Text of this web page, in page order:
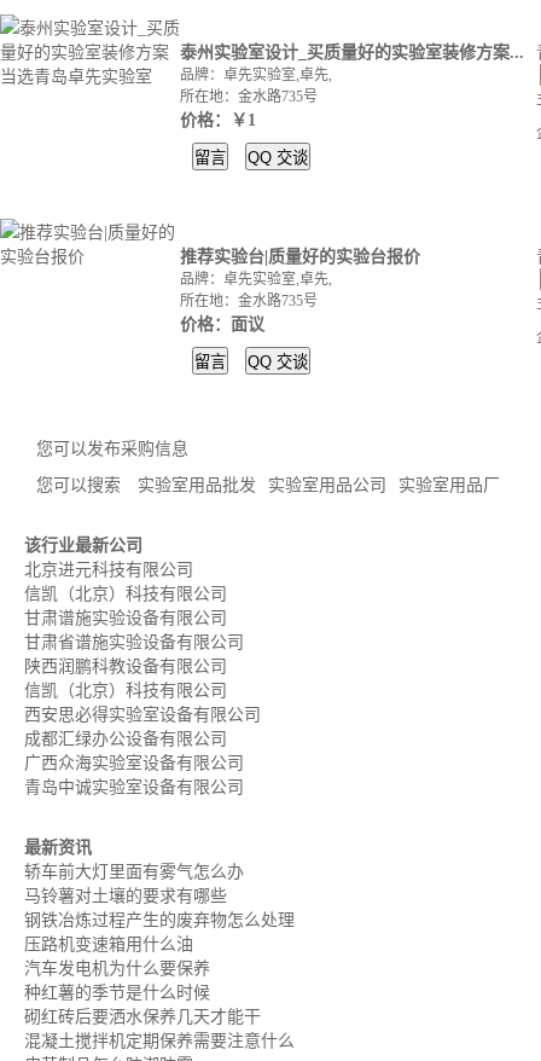
泰州实验室设计_买质量好的实验室装修方案...
品牌：卓先实验室,卓先,
所在地：金水路735号
价格：￥1
留言 QQ 交谈
推荐实验台|质量好的实验台报价
品牌：卓先实验室,卓先,
所在地：金水路735号
价格：面议
留言 QQ 交谈
您可以发布采购信息
您可以搜索
实验室用品批发 实验室用品公司 实验室用品厂
该行业最新公司
北京进元科技有限公司
信凯（北京）科技有限公司
甘肃谱施实验设备有限公司
甘肃省谱施实验设备有限公司
陕西润鹏科教设备有限公司
信凯（北京）科技有限公司
西安思必得实验室设备有限公司
成都汇绿办公设备有限公司
广西众海实验室设备有限公司
青岛中诚实验室设备有限公司
最新资讯
轿车前大灯里面有雾气怎么办
马铃薯对土壤的要求有哪些
钢铁冶炼过程产生的废弃物怎么处理
压路机变速箱用什么油
汽车发电机为什么要保养
种红薯的季节是什么时候
砌红砖后要洒水保养几天才能干
混凝土搅拌机定期保养需要注意什么